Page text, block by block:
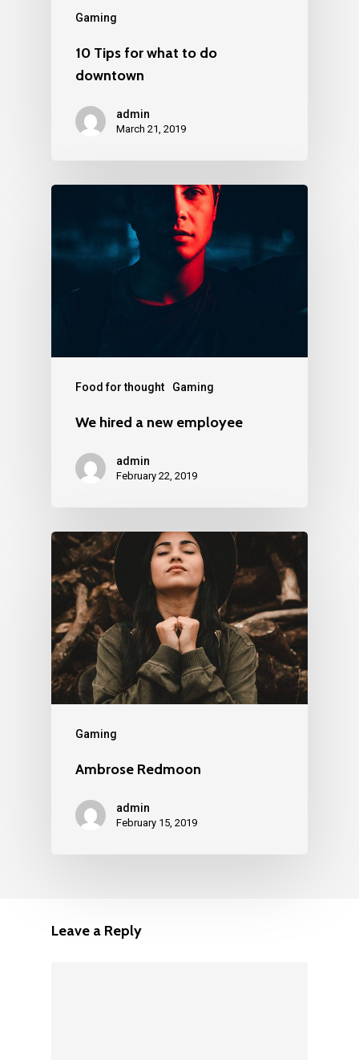
Gaming
10 Tips for what to do
downtown
admin
March 21, 2019
Food for thought Gaming
We hired a new employee
admin
February 22, 2019
Gaming
Ambrose Redmoon
admin
February 15, 2019
Leave a Reply